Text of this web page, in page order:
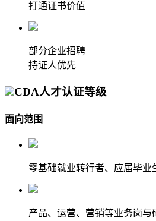
打通证书价值
部分企业招聘
持证人优先
CDA人才认证等级
面向范围
零基础就业转行者、应届毕业
产品、运营、营销等业务岗与